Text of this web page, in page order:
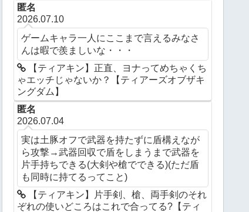
匿名
2026.07.10
ゲームキャラ一人にここまで言えるみなさ
んは暇で羨ましいな・・・
【ティアキン】正直、ヨナってめちゃくち
ゃエッチじゃないか？【ティアーズオブザキ
ングダム】
匿名
2026.07.04
実は土豚オフで武器を持たずに盾構えなが
ら攻撃→武器回収で盾をしまうまで武器を
片手持ちできる(大剣や槍でできる)(ただ盾
も同時に持てるってこと)
【ティアキン】片手剣、槍、両手剣のそれ
ぞれの使いどころはこれで合ってる?【ティ